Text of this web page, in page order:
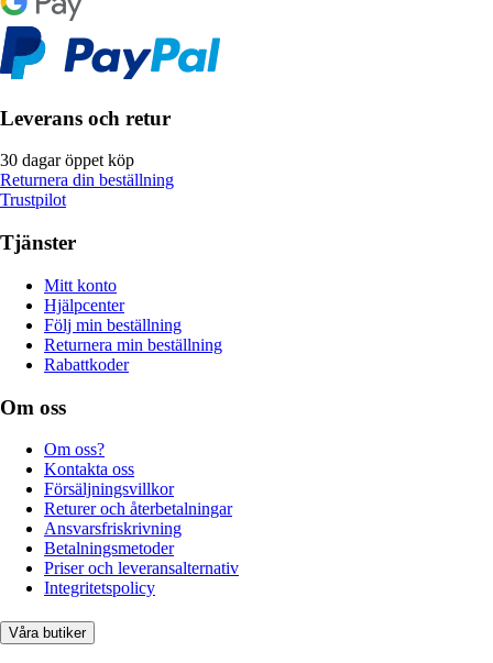
Leverans och retur
30 dagar öppet köp
Returnera din beställning
Trustpilot
Tjänster
Mitt konto
Hjälpcenter
Följ min beställning
Returnera min beställning
Rabattkoder
Om oss
Om oss?
Kontakta oss
Försäljningsvillkor
Returer och återbetalningar
Ansvarsfriskrivning
Betalningsmetoder
Priser och leveransalternativ
Integritetspolicy
Våra butiker